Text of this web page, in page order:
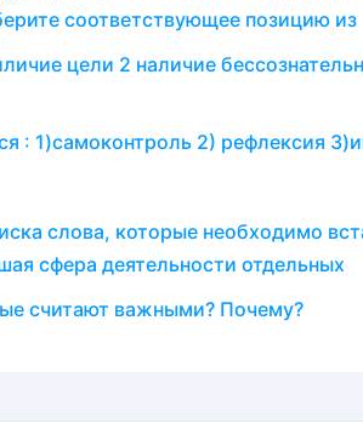
соответствующее позицию из
цели 2 наличие
: 1)самоконтроль 2) рефлексия
слова, которые необходимо
сфера деятельности отдельных
считают важными? Почему?